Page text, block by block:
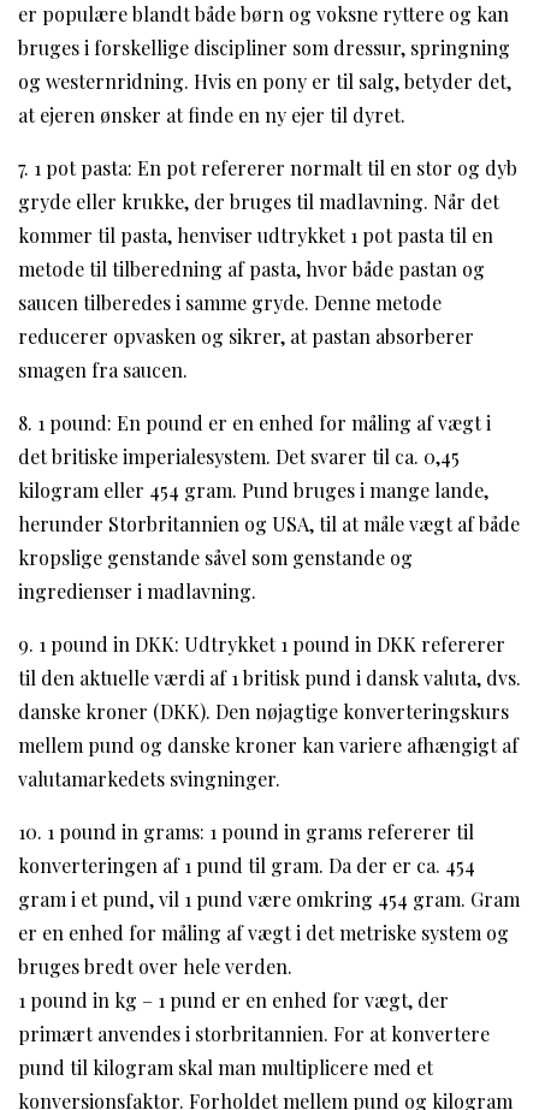
er populære blandt både børn og voksne ryttere og kan
bruges i forskellige discipliner som dressur, springning
og westernridning. Hvis en pony er til salg, betyder det,
at ejeren ønsker at finde en ny ejer til dyret.
7. 1 pot pasta: En pot refererer normalt til en stor og dyb
gryde eller krukke, der bruges til madlavning. Når det
kommer til pasta, henviser udtrykket 1 pot pasta til en
metode til tilberedning af pasta, hvor både pastan og
saucen tilberedes i samme gryde. Denne metode
reducerer opvasken og sikrer, at pastan absorberer
smagen fra saucen.
8. 1 pound: En pound er en enhed for måling af vægt i
det britiske imperialesystem. Det svarer til ca. 0,45
kilogram eller 454 gram. Pund bruges i mange lande,
herunder Storbritannien og USA, til at måle vægt af både
kropslige genstande såvel som genstande og
ingredienser i madlavning.
9. 1 pound in DKK: Udtrykket 1 pound in DKK refererer
til den aktuelle værdi af 1 britisk pund i dansk valuta, dvs.
danske kroner (DKK). Den nøjagtige konverteringskurs
mellem pund og danske kroner kan variere afhængigt af
valutamarkedets svingninger.
10. 1 pound in grams: 1 pound in grams refererer til
konverteringen af 1 pund til gram. Da der er ca. 454
gram i et pund, vil 1 pund være omkring 454 gram. Gram
er en enhed for måling af vægt i det metriske system og
bruges bredt over hele verden.
1 pound in kg – 1 pund er en enhed for vægt, der
primært anvendes i storbritannien. For at konvertere
pund til kilogram skal man multiplicere med et
konversionsfaktor. Forholdet mellem pund og kilogram